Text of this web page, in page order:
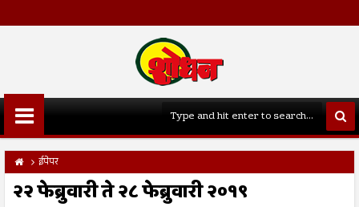
ईपेपर
२२ फेब्रुवारी ते २८ फेब्रुवारी २०१९